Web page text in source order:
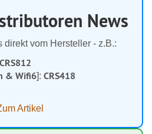
News
direkt vom Hersteller - z.B.:
CRS812
& Wifi6]: CRS418
Artikel